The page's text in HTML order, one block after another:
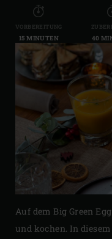
VORBEREITUNG
15 MINUTEN 40
Auf dem Big Green
und kochen. In